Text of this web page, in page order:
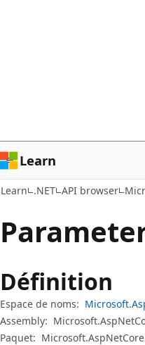
page
Learn
Learn .NET API browser
Définition
Espace de noms:
Assembly:
Paquet: